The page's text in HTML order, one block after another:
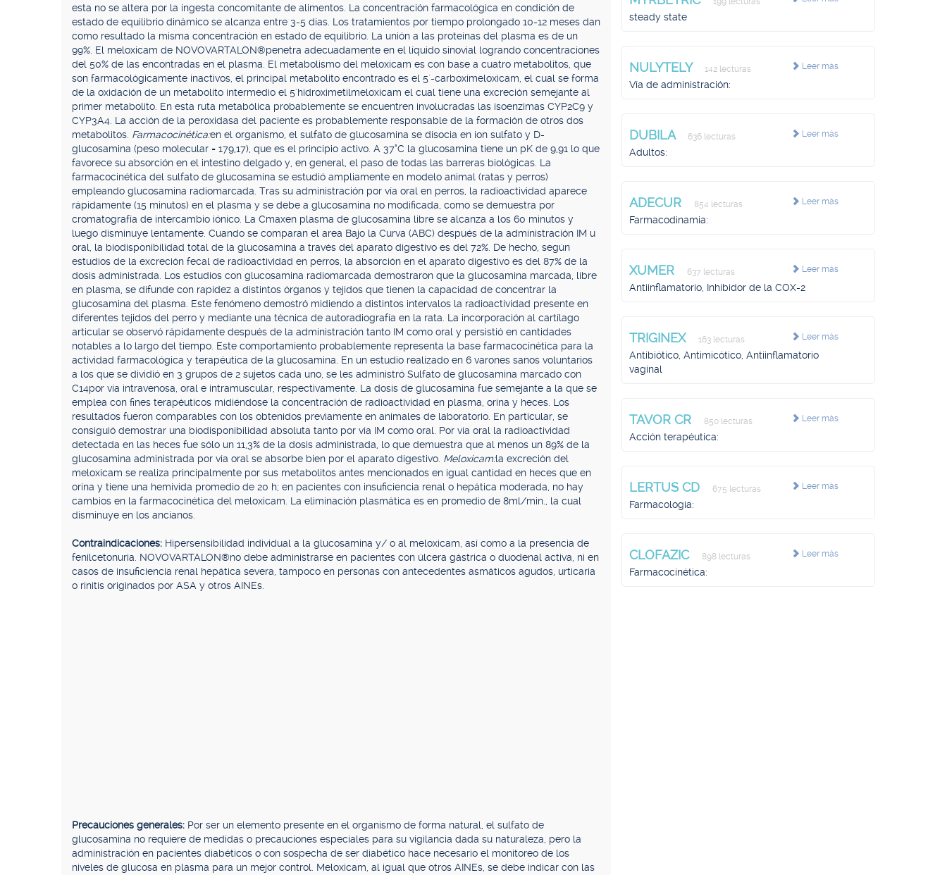
esta no se altera por la ingesta concomitante de alimentos. La concentración farmacológica en condición de
estado de equilibrio dinámico se alcanza entre 3-5 días. Los tratamientos por tiempo prolongado 10-12 meses dan
como resultado la misma concentración en estado de equilibrio. La unión a las proteínas del plasma es de un
99%. El meloxicam de NOVOVARTALON®penetra adecuadamente en el líquido sinovial logrando concentraciones
del 50% de las encontradas en el plasma. El metabolismo del meloxicam es con base a cuatro metabolitos, que
son farmacológicamente inactivos, el principal metabolito encontrado es el 5´-carboximeloxicam, el cual se forma
de la oxidación de un metabolito intermedio el 5´hidroximetilmeloxicam el cual tiene una excreción semejante al
primer metabolito. En esta ruta metabólica probablemente se encuentren involucradas las isoenzimas CYP2C9 y
CYP3A4. La acción de la peroxidasa del paciente es probablemente responsable de la formación de otros dos
metabolitos. Farmacocinética:en el organismo, el sulfato de glucosamina se disocia en ion sulfato y D-
glucosamina (peso molecular = 179,17), que es el principio activo. A 37°C la glucosamina tiene un pK de 9,91 lo que
favorece su absorción en el intestino delgado y, en general, el paso de todas las barreras biológicas. La
farmacocinética del sulfato de glucosamina se estudió ampliamente en modelo animal (ratas y perros)
empleando glucosamina radiomarcada. Tras su administración por vía oral en perros, la radioactividad aparece
rápidamente (15 minutos) en el plasma y se debe a glucosamina no modificada, como se demuestra por
cromatografía de intercambio iónico. La Cmaxen plasma de glucosamina libre se alcanza a los 60 minutos y
luego disminuye lentamente. Cuando se comparan el area Bajo la Curva (ABC) después de la administración IM u
oral, la biodisponibilidad total de la glucosamina a través del aparato digestivo es del 72%. De hecho, según
estudios de la excreción fecal de radioactividad en perros, la absorción en el aparato digestivo es del 87% de la
dosis administrada. Los estudios con glucosamina radiomarcada demostraron que la glucosamina marcada, libre
en plasma, se difunde con rapidez a distintos órganos y tejidos que tienen la capacidad de concentrar la
glucosamina del plasma. Este fenómeno demostró midiendo a distintos intervalos la radioactividad presente en
diferentes tejidos del perro y mediante una técnica de autoradiografía en la rata. La incorporación al cartílago
articular se observó rápidamente después de la administración tanto IM como oral y persistió en cantidades
notables a lo largo del tiempo. Este comportamiento probablemente representa la base farmacocinética para la
actividad farmacológica y terapéutica de la glucosamina. En un estudio realizado en 6 varones sanos voluntarios
a los que se dividió en 3 grupos de 2 sujetos cada uno, se les administró Sulfato de glucosamina marcado con
C14por vía intravenosa, oral e intramuscular, respectivamente. La dosis de glucosamina fue semejante a la que se
emplea con fines terapéuticos midiéndose la concentración de radioactividad en plasma, orina y heces. Los
resultados fueron comparables con los obtenidos previamente en animales de laboratorio. En particular, se
consiguió demostrar una biodisponibilidad absoluta tanto por vía IM como oral. Por vía oral la radioactividad
detectada en las heces fue sólo un 11,3% de la dosis administrada, lo que demuestra que al menos un 89% de la
glucosamina administrada por vía oral se absorbe bien por el aparato digestivo. Meloxicam:la excreción del
meloxicam se realiza principalmente por sus metabolitos antes mencionados en igual cantidad en heces que en
orina y tiene una hemivida promedio de 20 h; en pacientes con insuficiencia renal o hepática moderada, no hay
cambios en la farmacocinética del meloxicam. La eliminación plasmática es en promedio de 8ml/min., la cual
disminuye en los ancianos.
Contraindicaciones: Hipersensibilidad individual a la glucosamina y/ o al meloxicam, así como a la presencia de
fenilcetonuria. NOVOVARTALON®no debe administrarse en pacientes con úlcera gástrica o duodenal activa, ni en
casos de insuficiencia renal hepática severa, tampoco en personas con antecedentes asmáticos agudos, urticaria
o rinitis originados por ASA y otros AINEs.
Precauciones generales: Por ser un elemento presente en el organismo de forma natural, el sulfato de
glucosamina no requiere de medidas o precauciones especiales para su vigilancia dada su naturaleza, pero la
administración en pacientes diabéticos o con sospecha de ser diabético hace necesario el monitoreo de los
niveles de glucosa en plasma para un mejor control. Meloxicam, al igual que otros AINEs, se debe indicar con las
steady state
Leer más
NULYTELY 142 lecturas
Vía de administración:
Leer más
DUBILA 636 lecturas
Adultos:
Leer más
ADECUR 854 lecturas
Farmacodinamia:
Leer más
XUMER 637 lecturas
Antiinflamatorio, Inhibidor de la COX-2
Leer más
TRIGINEX 163 lecturas
Antibiótico, Antimicótico, Antiinflamatorio
vaginal
Leer más
TAVOR CR 850 lecturas
Acción terapéutica:
Leer más
LERTUS CD 675 lecturas
Farmacología:
Leer más
CLOFAZIC 898 lecturas
Farmacocinética: